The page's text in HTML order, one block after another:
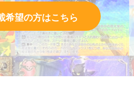
希望の方はこちら